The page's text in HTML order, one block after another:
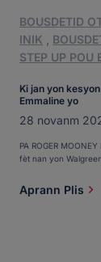
BOUSDETID
INIK
STEP UP POU
Ki jan yon
Emmaline yo
28 novanm
PA ROGER
fèt nan yon
ak pitit gason l t ap
Aprann Plis